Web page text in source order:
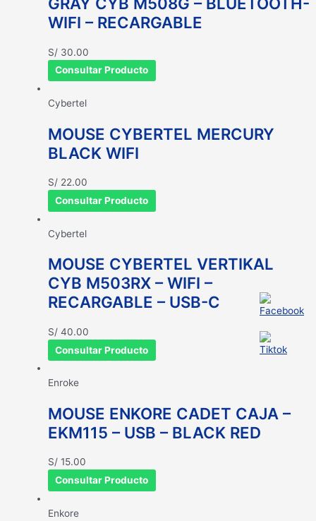
WIFI – RECARGABLE
S/ 30.00
Consultar Producto
Cybertel
MOUSE CYBERTEL MERCURY
BLACK WIFI
S/ 22.00
Consultar Producto
Cybertel
MOUSE CYBERTEL VERTIKAL
CYB M503RX – WIFI –
RECARGABLE – USB-C
S/ 40.00
Consultar Producto
Enroke
MOUSE ENKORE CADET CAJA –
EKM115 – USB – BLACK RED
S/ 15.00
Consultar Producto
Enkore